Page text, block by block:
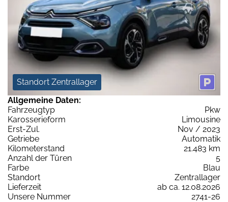
Standort Zentrallager
Allgemeine Daten:
Fahrzeugtyp
Pkw
Karosserieform
Limousine
Erst-Zul.
Nov / 2023
Getriebe
Automatik
Kilometerstand
21.483 km
Anzahl der Türen
5
Farbe
Blau
Standort
Zentrallager
Lieferzeit
ab ca. 12.08.2026
Unsere Nummer
2741-26